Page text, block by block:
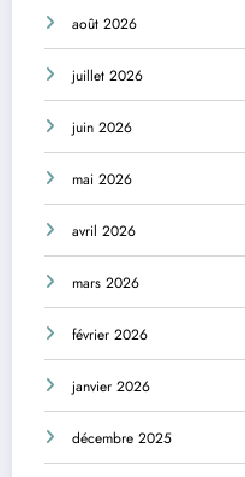
août 2026
juillet 2026
juin 2026
mai 2026
avril 2026
mars 2026
février 2026
janvier 2026
décembre 2025